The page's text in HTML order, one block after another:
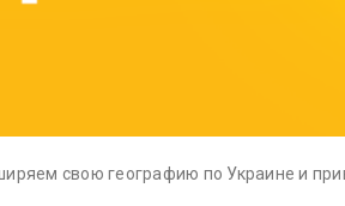
свою географию по Украине и